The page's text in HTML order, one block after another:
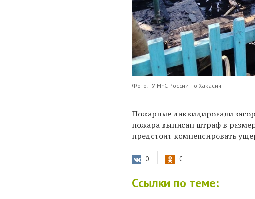
Фото: ГУ МЧС России по Хакасии
Пожарные ликвидировали
пожара выписан штраф в
предстоит компенсировать
0 0
Ссылки по теме: